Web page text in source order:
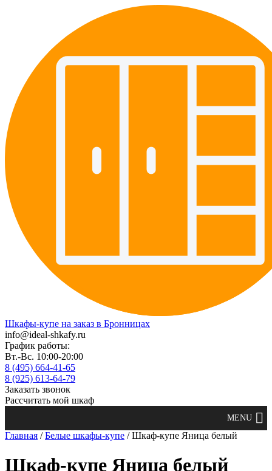
Шкафы-купе на заказ в Бронницах
info@ideal-shkafy.ru
График работы:
Вт.-Вс. 10:00-20:00
8 (495) 664-41-65
8 (925) 613-64-79
Заказать звонок
Рассчитать мой шкаф
Главная /Белые шкафы-купе / Шкаф-купе Яница белый
Шкаф-купе Яница белый